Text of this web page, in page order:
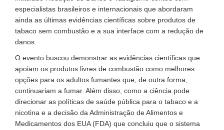
especialistas brasileiros e internacionais que abordaram
ainda as últimas evidências científicas sobre produtos de
tabaco sem combustão e a sua interface com a redução de
danos.
O evento buscou demonstrar as evidências científicas que
apoiam os produtos livres de combustão como melhores
opções para os adultos fumantes que, de outra forma,
continuariam a fumar. Além disso, como a ciência pode
direcionar as políticas de saúde pública para o tabaco e a
nicotina e a decisão da Administração de Alimentos e
Medicamentos dos EUA (FDA) que concluiu que o sistema